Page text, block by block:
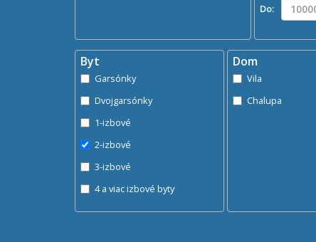
Do:
Byt
Garsónky
Dvojgarsónky
1-izbové
2-izbové
3-izbové
4 a viac izbové byty
Dom
Vila
Chalupa